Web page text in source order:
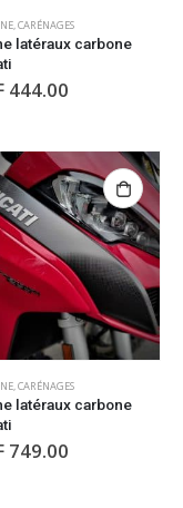
,CARÉNAGES
latéraux carbone
444.00
,CARÉNAGES
latéraux carbone
749.00